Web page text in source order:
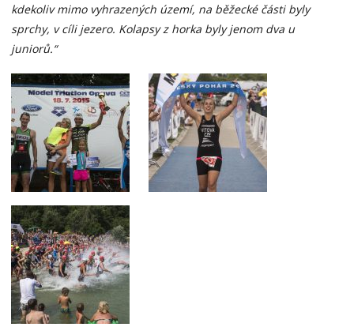
kdekoliv mimo vyhrazených území, na běžecké části byly
sprchy, v cíli jezero. Kolapsy z horka byly jenom dva u
juniorů.“